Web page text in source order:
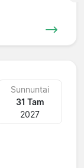
Sunnuntai
31 Tam
2027